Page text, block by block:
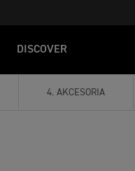
DISCOVER
4. AKCESORIA